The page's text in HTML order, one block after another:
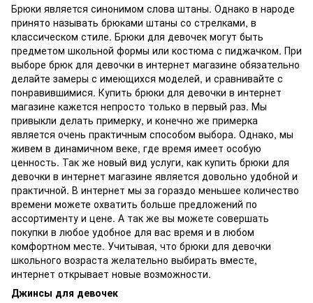
Брюки является синонимом слова штаны. Однако в народе
принято называть брюками штаны со стрелками, в
классическом стиле. Брюки для девочек могут быть
предметом школьной формы или костюма с пиджачком. При
выборе брюк для девочки в интернет магазине обязательно
делайте замеры с имеющихся моделей, и сравнивайте с
понравившимися. Купить брюки для девочки в интернет
магазине кажется непросто только в первый раз. Мы
привыкли делать примерку, и конечно же примерка
является очень практичным способом выбора. Однако, мы
живем в динамичном веке, где время имеет особую
ценность. Так же новый вид услуги, как купить брюки для
девочки в интернет магазине является довольно удобной и
практичной. В интернет мы за гораздо меньшее количество
времени можете охватить больше предложений по
ассортименту и цене. А так же вы можете совершать
покупки в любое удобное для вас время и в любом
комфортном месте. Учитывая, что брюки для девочки
школьного возраста желательно выбирать вместе,
интернет открывает новые возможности.
Джинсы для девочек